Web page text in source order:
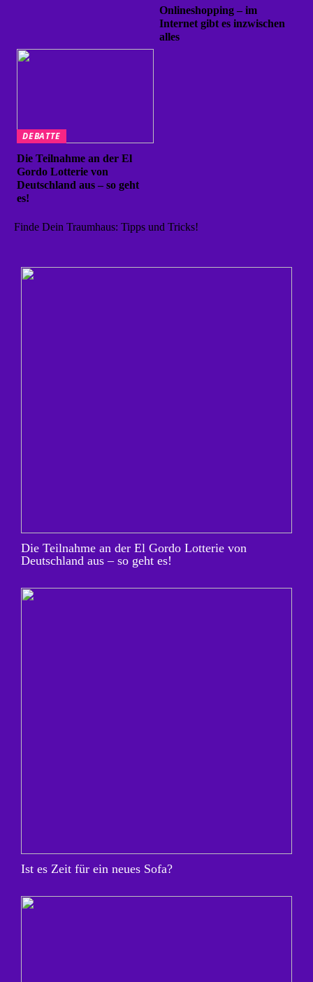
Onlineshopping – im
Internet gibt es inzwischen
alles
DEBATTE
Die Teilnahme an der El
Gordo Lotterie von
Deutschland aus – so geht
es!
Finde Dein Traumhaus: Tipps und Tricks!
Die Teilnahme an der El Gordo Lotterie von
Deutschland aus – so geht es!
Ist es Zeit für ein neues Sofa?